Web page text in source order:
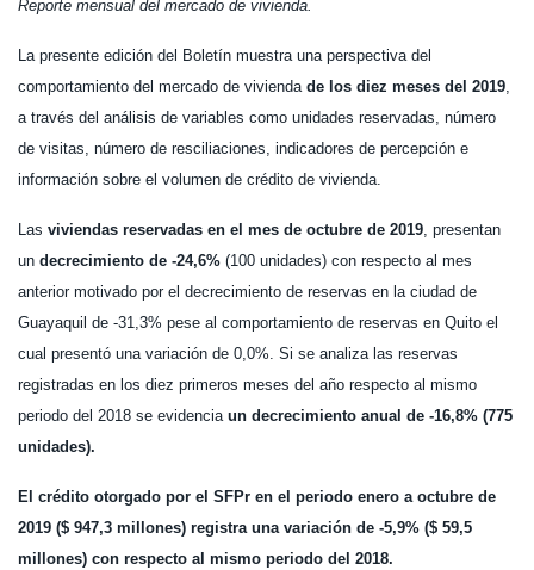
Reporte mensual del mercado de vivienda.
La presente edición del Boletín muestra una perspectiva del
comportamiento del mercado de vivienda de los diez meses del 2019,
a través del análisis de variables como unidades reservadas, número
de visitas, número de resciliaciones, indicadores de percepción e
información sobre el volumen de crédito de vivienda.
Las viviendas reservadas en el mes de octubre de 2019, presentan
un decrecimiento de -24,6% (100 unidades) con respecto al mes
anterior motivado por el decrecimiento de reservas en la ciudad de
Guayaquil de -31,3% pese al comportamiento de reservas en Quito el
cual presentó una variación de 0,0%. Si se analiza las reservas
registradas en los diez primeros meses del año respecto al mismo
periodo del 2018 se evidencia un decrecimiento anual de -16,8% (775
unidades).
El crédito otorgado por el SFPr en el periodo enero a octubre de
2019 ($ 947,3 millones) registra una variación de -5,9% ($ 59,5
millones) con respecto al mismo periodo del 2018.